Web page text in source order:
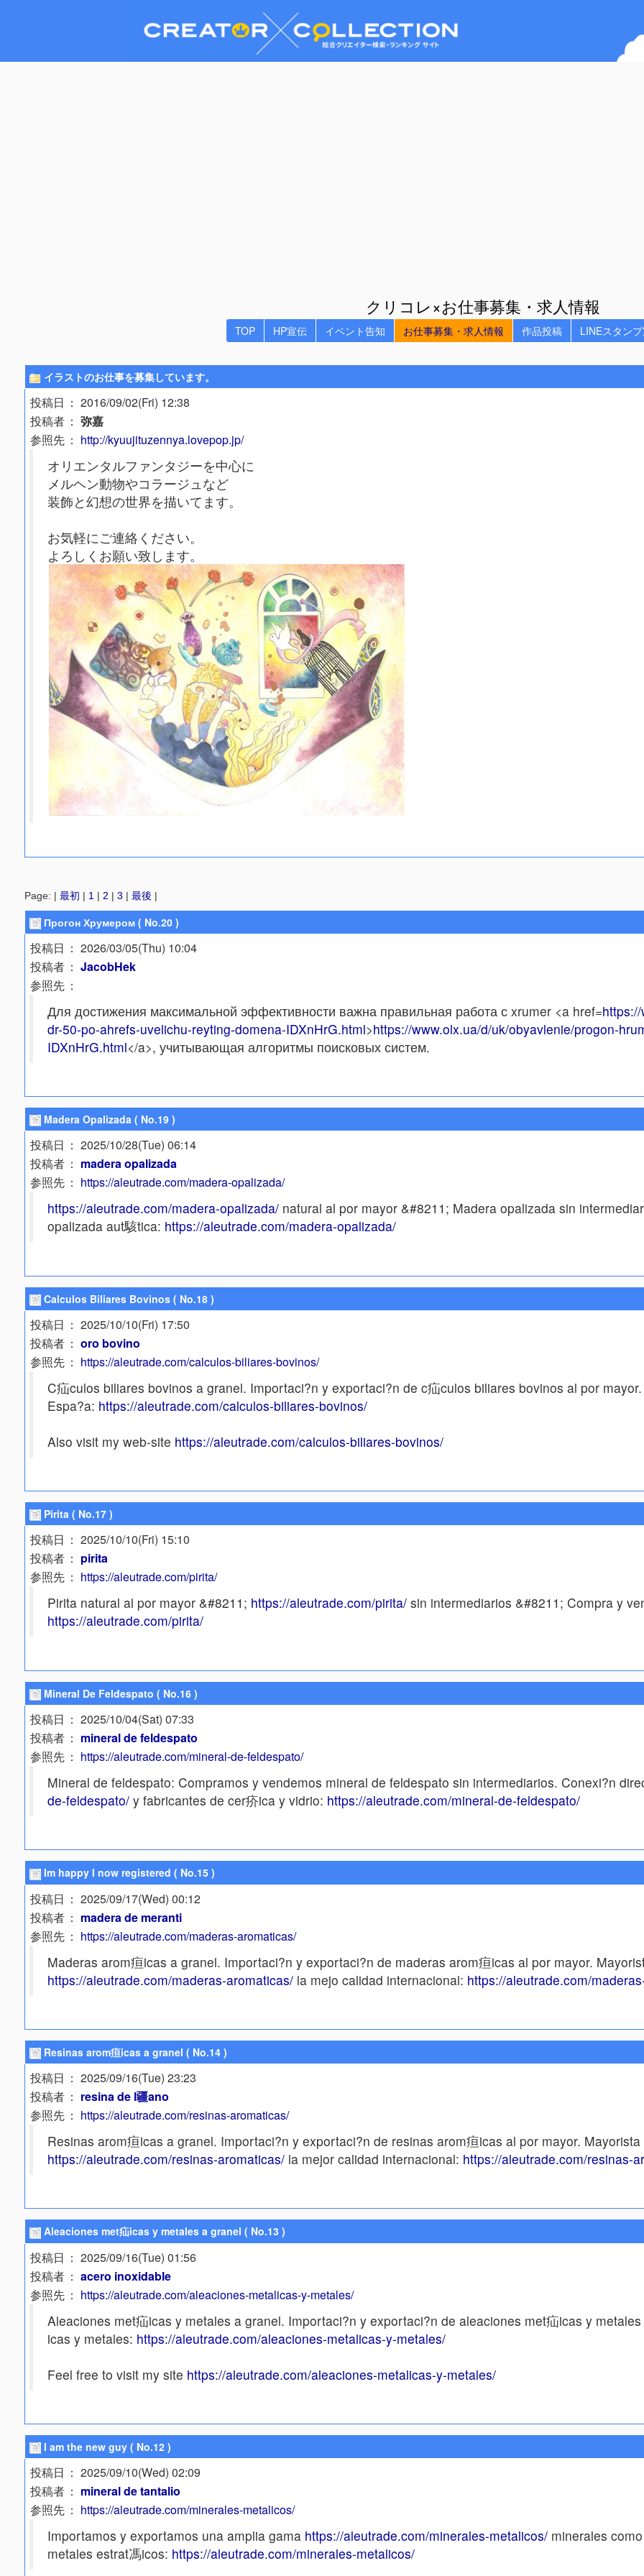
クリコレ×お仕事募集・求人情報
TOP HP宣伝 イベント告知 お仕事募集・求人情報 作品投稿 LINEスタン
イラストのお仕事を募集しています。
投稿日 ： 2016/09/02(Fri) 12:38
投稿者 ： 弥嘉
参照先 ： http://kyuujituzennya.lovepop.jp/
オリエンタルファンタジーを中心に
メルヘン動物やコラージュなど
装飾と幻想の世界を描いてます。
お気軽にご連絡ください。
よろしくお願い致します。
Page: | 最初 | 1 | 2 | 3 | 最後 |
Прогон Хрумером ( No.20 )
投稿日 ： 2026/03/05(Thu) 10:04
投稿者 ： JacobHek
参照先 ：
Для достижения максимальной эффективности важна правильная работа с xrumer <a href=
dr-50-po-ahrefs-uvelichu-reyting-domena-IDXnHrG.html>https://www.olx.ua/d/uk/obyavlenie/progon-
IDXnHrG.html</a>, учитывающая алгоритмы поисковых систем.
Madera Opalizada ( No.19 )
投稿日 ： 2025/10/28(Tue) 06:14
投稿者 ： madera opalizada
参照先 ： https://aleutrade.com/madera-opalizada/
https://aleutrade.com/madera-opalizada/natural al por mayor &#8211; Madera opalizada sin
opalizada aut駭tica: https://aleutrade.com/madera-opalizada/
Calculos Biliares Bovinos ( No.18 )
投稿日 ： 2025/10/10(Fri) 17:50
投稿者 ： oro bovino
参照先 ： https://aleutrade.com/calculos-biliares-bovinos/
C疝culos biliares bovinos a granel. Importaci?n y exportaci?n de c疝culos biliares bovinos al por
Espa?a: https://aleutrade.com/calculos-biliares-bovinos/
Also visit my web-site https://aleutrade.com/calculos-biliares-bovinos/
Pirita ( No.17 )
投稿日 ： 2025/10/10(Fri) 15:10
投稿者 ： pirita
参照先 ： https://aleutrade.com/pirita/
Pirita natural al por mayor &#8211; https://aleutrade.com/pirita/sin intermediarios &#8211; Compra y
https://aleutrade.com/pirita/
Mineral De Feldespato ( No.16 )
投稿日 ： 2025/10/04(Sat) 07:33
投稿者 ： mineral de feldespato
参照先 ： https://aleutrade.com/mineral-de-feldespato/
Mineral de feldespato: Compramos y vendemos mineral de feldespato sin intermediarios. Conexi?n
de-feldespato/y fabricantes de cer疥ica y vidrio: https://aleutrade.com/mineral-de-feldespato/
Im happy I now registered ( No.15 )
投稿日 ： 2025/09/17(Wed) 00:12
投稿者 ： madera de meranti
参照先 ： https://aleutrade.com/maderas-aromaticas/
Maderas arom疸icas a granel. Importaci?n y exportaci?n de maderas arom疸icas al por mayor.
https://aleutrade.com/maderas-aromaticas/la mejo calidad internacional: https://aleutrade.com/
Resinas arom疸icas a granel ( No.14 )
投稿日 ： 2025/09/16(Tue) 23:23
投稿者 ： resina de l疆ano
参照先 ： https://aleutrade.com/resinas-aromaticas/
Resinas arom疸icas a granel. Importaci?n y exportaci?n de resinas arom疸icas al por mayor.
https://aleutrade.com/resinas-aromaticas/la mejor calidad internacional: https://aleutrade.com/resinas-
Aleaciones met疝icas y metales a granel ( No.13 )
投稿日 ： 2025/09/16(Tue) 01:56
投稿者 ： acero inoxidable
参照先 ： https://aleutrade.com/aleaciones-metalicas-y-metales/
Aleaciones met疝icas y metales a granel. Importaci?n y exportaci?n de aleaciones met疝icas y
icas y metales: https://aleutrade.com/aleaciones-metalicas-y-metales/
Feel free to visit my site https://aleutrade.com/aleaciones-metalicas-y-metales/
I am the new guy ( No.12 )
投稿日 ： 2025/09/10(Wed) 02:09
投稿者 ： mineral de tantalio
参照先 ： https://aleutrade.com/minerales-metalicos/
Importamos y exportamos una amplia gama https://aleutrade.com/minerales-metalicos/minerales
metales estrat馮icos: https://aleutrade.com/minerales-metalicos/